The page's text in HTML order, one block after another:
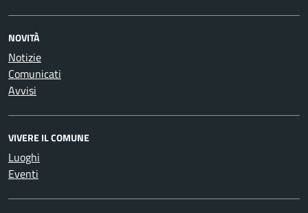
NOVITÀ
Notizie
Comunicati
Avvisi
VIVERE IL COMUNE
Luoghi
Eventi